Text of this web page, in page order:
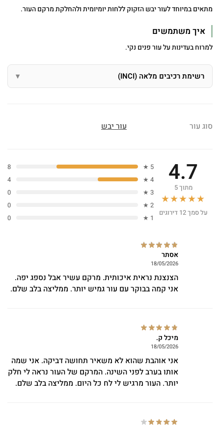
מתאים במיוחד לעור יבש הזקוק ללחות יומיומית ולהחלקת מרקם העור.
איך משתמשים
למרוח בעדינות על עור פנים נקי.
רשימת רכיבים מלאה (INCI)
סוג עור עור יבש
4.7
מתוך 5
★★★★★
על סמך 12 דירוגים
5 ★
8
4 ★
4
3 ★
0
2 ★
0
1 ★
0
אסתר
18/05/2026
הצנצנת נראית איכותית. מרקם עשיר אבל נספג יפה.
אני קמה בבוקר עם עור גמיש יותר. ממליצה בלב שלם.
מיכל ק.
18/05/2026
אני אוהבת שהוא לא משאיר תחושה דביקה. אני שמה
אותו בערב לפני השינה. המרקם של העור נראה לי חלק
יותר. העור מרגיש לי לח כל היום. ממליצה בלב שלם.